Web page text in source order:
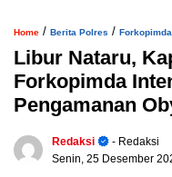
Home / Berita Polres / Forkopimda
Libur Nataru,
Forkopimda
Pengamanan
Redaksi
- Redaksi
Senin, 25 Desember